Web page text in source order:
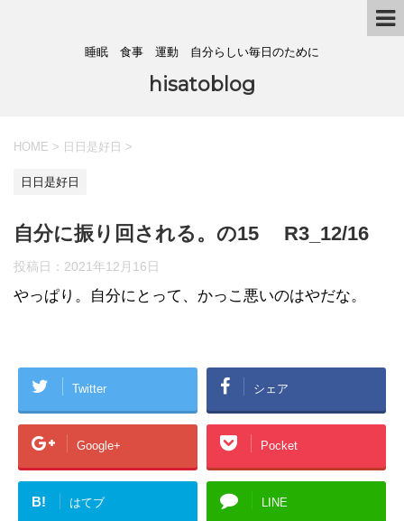
睡眠 食事 運動 自分らしい毎日のために
hisatoblog
HOME > 日日是好日 >
日日是好日
自分に振り回される。の15 R3_12/16
投稿日： 2021年12月16日
やっぱり。自分にとって、かっこ悪いのはやだな。
Twitter シェア
Google+ Pocket
B! はてブ LINE